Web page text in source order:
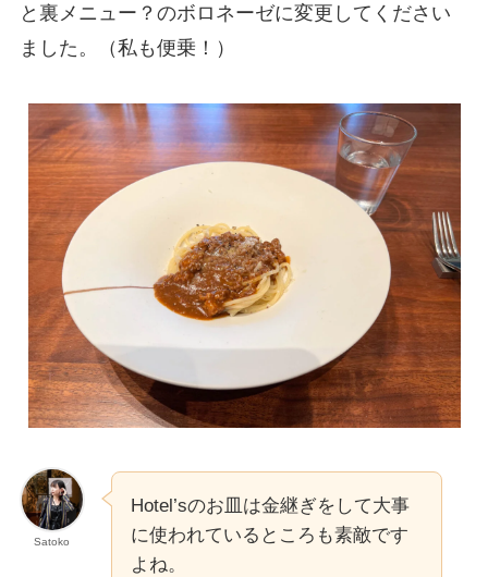
と裏メニュー？のボロネーゼに変更してください
ました。（私も便乗！）
Satoko
Hotel’sのお皿は金継ぎをして大事
に使われているところも素敵です
よね。